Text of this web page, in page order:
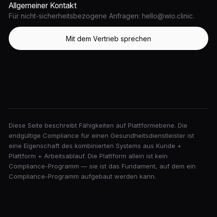
Allgemeiner Kontakt
Für nicht-sicherheitsbezogene Anfragen: hello@wio.clinic.
Mit dem Vertrieb sprechen
Diese Seite beschreibt Fähigkeiten auf Plattformebene. Die
endgültige Compliance für einen Gesundheitsdienstleister ist
eine Eigenschaft des kombinierten Systems aus Kunde +
Plattform + Arbeitsablauf. Die Plattform allein ist kein
Compliance-Programm — sie ist das Fundament, auf dem ein
Compliance-Programm aufgebaut werden kann.